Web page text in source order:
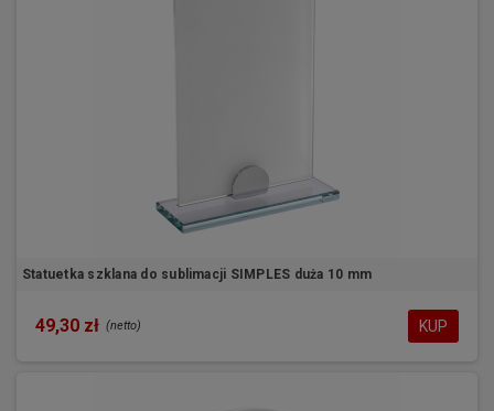
Statuetka szklana do sublimacji SIMPLES duża 10 mm
49,30 zł (netto) KUP